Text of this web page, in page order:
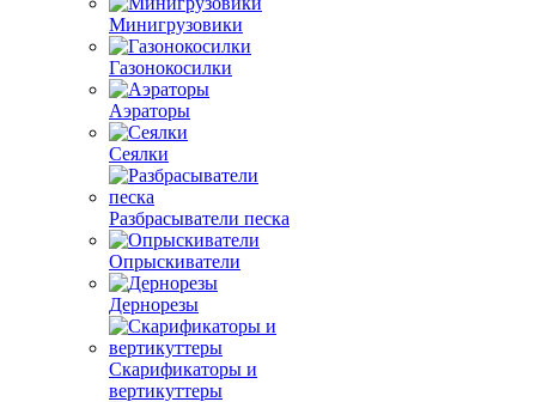
Минигрузовики
Газонокосилки
Аэраторы
Сеялки
Разбрасыватели песка
Опрыскиватели
Дернорезы
Скарификаторы и
вертикуттеры